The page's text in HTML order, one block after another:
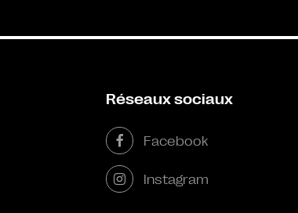
Réseaux sociaux
Facebook
Instagram